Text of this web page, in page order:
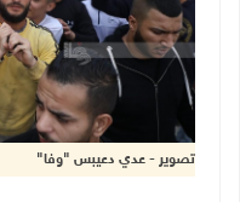
تصوير - عدي دعيبس "وفا"